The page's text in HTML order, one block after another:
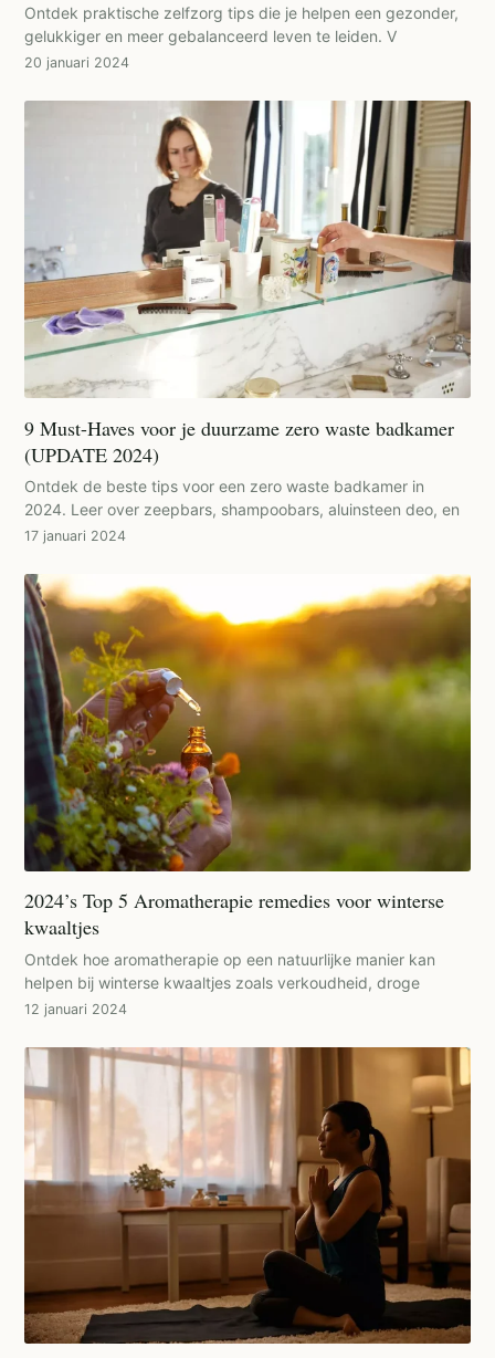
Ontdek praktische zelfzorg tips die je helpen een gezonder,
gelukkiger en meer gebalanceerd leven te leiden. V
20 januari 2024
9 Must-Haves voor je duurzame zero waste badkamer
(UPDATE 2024)
Ontdek de beste tips voor een zero waste badkamer in
2024. Leer over zeepbars, shampoobars, aluinsteen deo, en
17 januari 2024
2024’s Top 5 Aromatherapie remedies voor winterse
kwaaltjes
Ontdek hoe aromatherapie op een natuurlijke manier kan
helpen bij winterse kwaaltjes zoals verkoudheid, droge
12 januari 2024